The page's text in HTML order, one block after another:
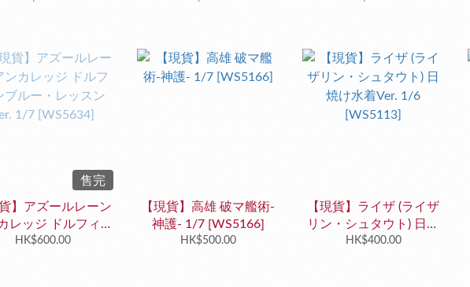
售完
】アズールレーン
レッジ ドルフィン
ー・レッスンVer.
HK$600.00
【現貨】高雄 破マ艦術-
神護- 1/7 [WS5166]
HK$500.00
【現貨】ライザ (ライザ
リン・シュタウト) 日焼
け水着Ver. 1/6 [WS5113]
HK$400.00